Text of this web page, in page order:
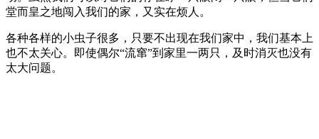
堂而皇之地闯入我们的家，又实在烦人。
各种各样的小虫子很多，只要不出现在我们家中，我们基本上
也不太关心。即使偶尔“流窜”到家里一两只，及时消灭也没有
太大问题。